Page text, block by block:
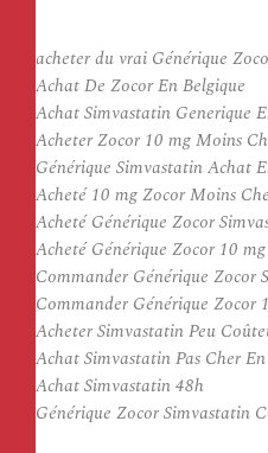
acheter du vrai Générique
Achat De Zocor En Belgique
Achat Simvastatin Generique
Acheter Zocor 10 mg Moins
Générique Simvastatin Achat
Acheté 10 mg Zocor Moins
Acheté Générique Zocor
Acheté Générique Zocor 10 mg
Commander Générique Zocor
Commander Générique Zocor
Acheter Simvastatin Peu
Achat Simvastatin Pas Cher
Achat Simvastatin 48h
Générique Zocor Simvastatin